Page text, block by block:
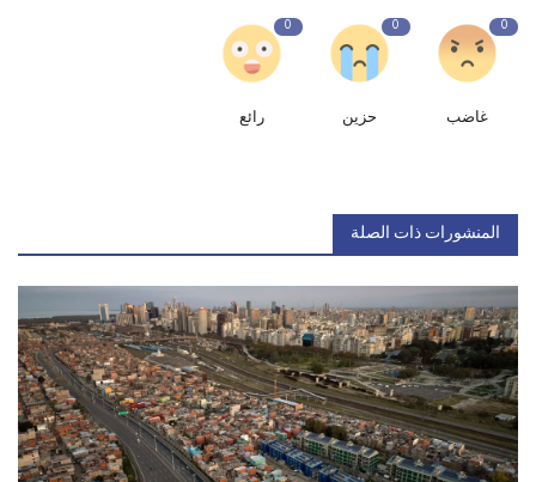
0
غاضب
0
حزين
0
رائع
المنشورات ذات الصلة